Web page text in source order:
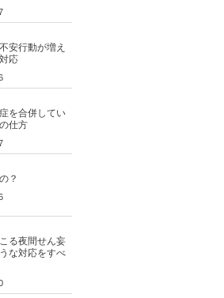
安行動が増え
応
を合併してい
仕方
？
る夜間せん妄
な対応をすべ